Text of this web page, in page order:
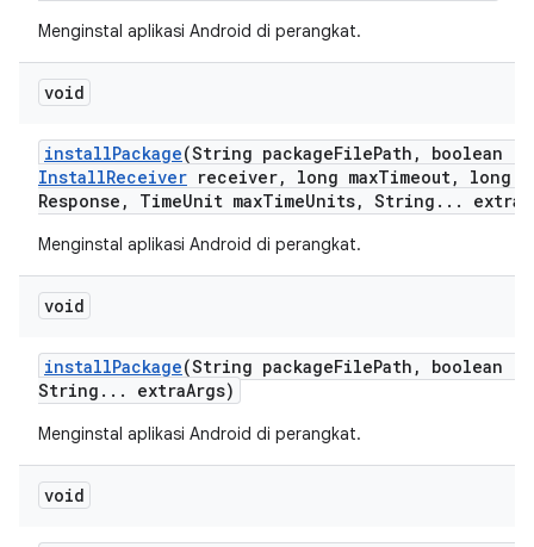
Menginstal aplikasi Android di perangkat.
void
installPackage(String packageFilePath ,
boolean
InstallReceiver receiver, long maxTimeout,
long
Response , TimeUnit maxTimeUnits, String . . . extra
Menginstal aplikasi Android di perangkat.
void
installPackage(String packageFilePath ,
boolean
String . . . extraArgs)
Menginstal aplikasi Android di perangkat.
void